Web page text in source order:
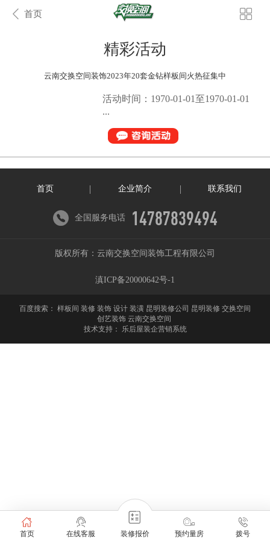
首页
精彩活动
云南交换空间装饰2023年20套金钻样板间火热征集中
活动时间：1970-01-01至1970-01-01
...
首页 企业简介 联系我们
全国服务电话 14787839494
版权所有：云南交换空间装饰工程有限公司
滇ICP备20000642号-1
百度搜索： 样板间 装修 装饰 设计 装潢 昆明装修公司 昆明装修 交换空间
创艺装饰 云南交换空间
技术支持：
乐后屋装企营销系统
首页 在线客服 装修报价 预约量房 拨号